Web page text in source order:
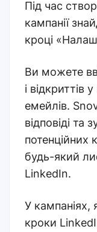
Під час
кампанії
кроці
Ви можете
і відкриттів
емейлів.
відповіді та
потенційних
будь-який
LinkedIn.
У кампаніях,
кроки